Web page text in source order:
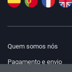
Quem somos nós
Pagamento e envio